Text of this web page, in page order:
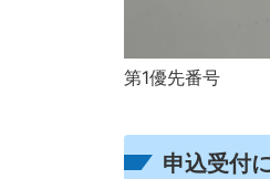
第1優先番号
申込受付